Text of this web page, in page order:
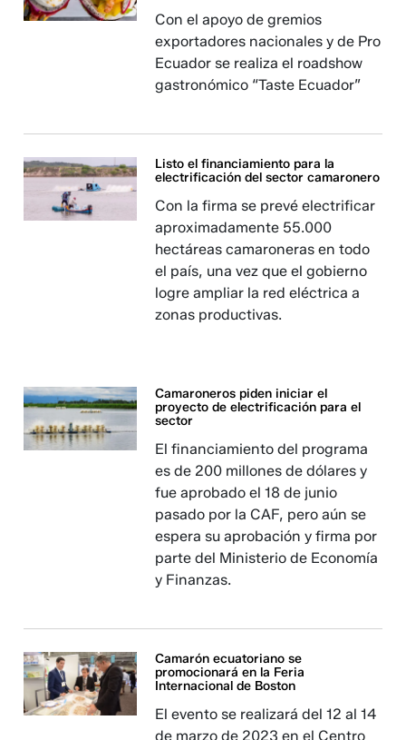
Con el apoyo de gremios
exportadores nacionales y de Pro
Ecuador se realiza el roadshow
gastronómico “Taste Ecuador”
Listo el financiamiento para la
electrificación del sector camaronero
Con la firma se prevé electrificar
aproximadamente 55.000
hectáreas camaroneras en todo
el país, una vez que el gobierno
logre ampliar la red eléctrica a
zonas productivas.
Camaroneros piden iniciar el
proyecto de electrificación para el
sector
El financiamiento del programa
es de 200 millones de dólares y
fue aprobado el 18 de junio
pasado por la CAF, pero aún se
espera su aprobación y firma por
parte del Ministerio de Economía
y Finanzas.
Camarón ecuatoriano se
promocionará en la Feria
Internacional de Boston
El evento se realizará del 12 al 14
de marzo de 2023 en el Centro